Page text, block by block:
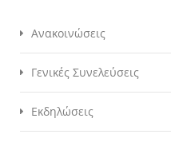
Ανακοινώσεις
Γενικές Συνελεύσεις
Εκδηλώσεις